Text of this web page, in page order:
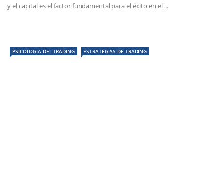
y el capital es el factor fundamental para el éxito en el ...
PSICOLOGIA DEL TRADING ESTRATEGIAS DE TRADING